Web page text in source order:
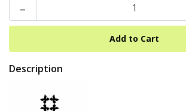
-
Description